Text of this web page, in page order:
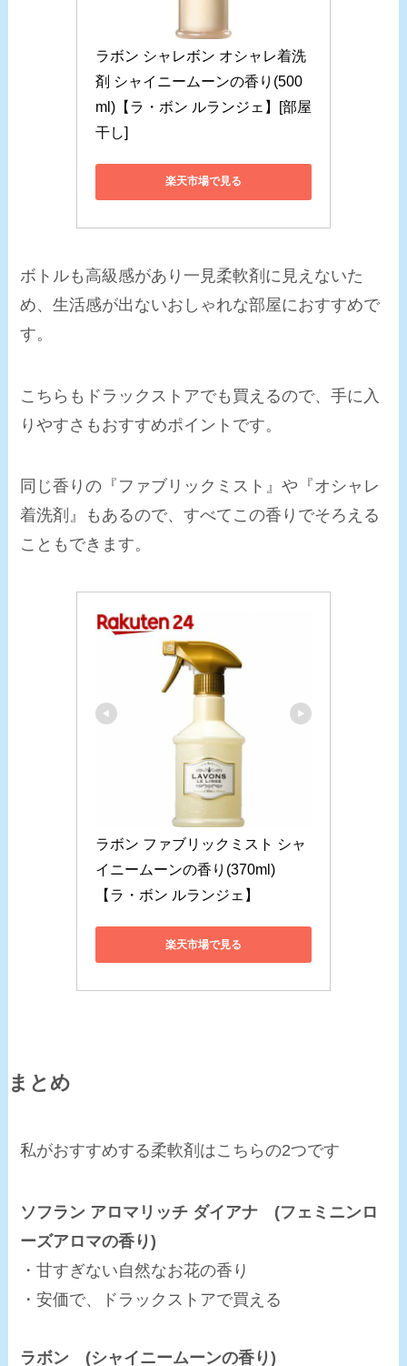
ラボン シャレボン オシャレ着洗
剤 シャイニームーンの香り(500
ml)【ラ・ボン ルランジェ】[部屋
干し]
楽天市場で見る
ボトルも高級感があり一見柔軟剤に見えないた
め、生活感が出ないおしゃれな部屋におすすめで
す。
こちらも ドラックストアでも買えるので、手に入
りやすさもおすすめポイントです。
同じ香りの『ファブリックミスト』や『オシャレ
着洗剤』もあるので、すべてこの香りでそろえる
こともできます。
ラボン ファブリックミスト シャ
イニームーンの香り(370ml)
【ラ・ボン ルランジェ】
楽天市場で見る
まとめ
私がおすすめする柔軟剤はこちらの2つです
ソフラン アロマリッチ ダイアナ (フェミニンロ
ーズアロマの香り)
・甘すぎない自然なお花の香り
・安価で、ドラックストアで買える
ラボン (シャイニームーンの香り)